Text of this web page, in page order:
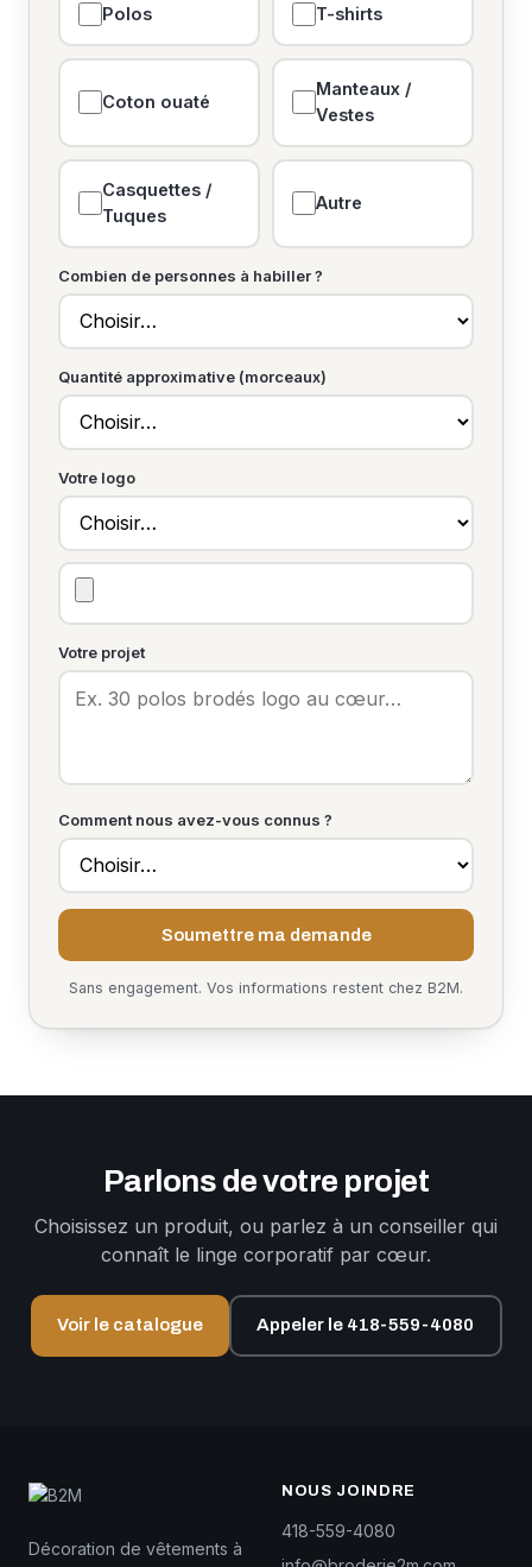
Polos T-shirts
Coton ouaté
Manteaux /
Vestes
Casquettes /
Tuques
Autre
Combien de personnes à habiller ?
Quantité approximative (morceaux)
Votre logo
Votre projet
Comment nous avez-vous connus ?
Soumettre ma demande
Sans engagement. Vos informations restent chez B2M.
Parlons de votre projet
Choisissez un produit, ou parlez à un conseiller qui
connaît le linge corporatif par cœur.
Voir le catalogue Appeler le 418-559-4080
Décoration de vêtements à
NOUS JOINDRE
418-559-4080